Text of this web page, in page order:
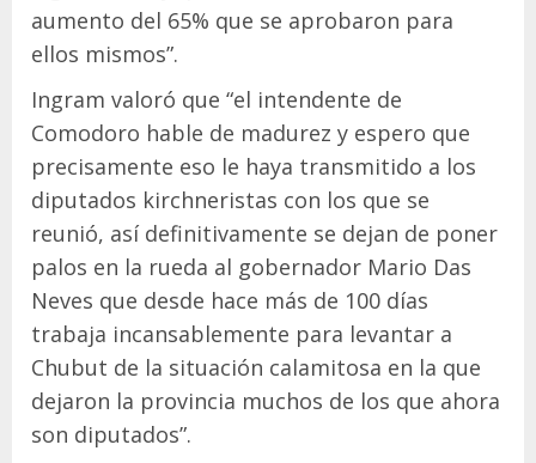
aumento del 65% que se aprobaron para
ellos mismos”.
Ingram valoró que “el intendente de
Comodoro hable de madurez y espero que
precisamente eso le haya transmitido a los
diputados kirchneristas con los que se
reunió, así definitivamente se dejan de poner
palos en la rueda al gobernador Mario Das
Neves que desde hace más de 100 días
trabaja incansablemente para levantar a
Chubut de la situación calamitosa en la que
dejaron la provincia muchos de los que ahora
son diputados”.